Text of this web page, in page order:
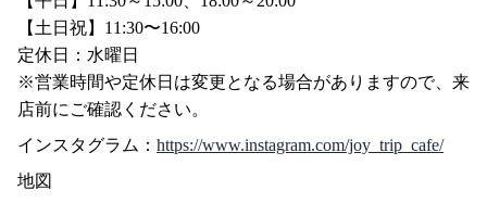
【土日祝】11:30〜16:00
定休日：水曜日
⁡※営業時間や定休日は変更となる場合がありますので、来
店前にご確認ください。
インスタグラム： https://www.instagram.com/joy_trip_cafe/
地図